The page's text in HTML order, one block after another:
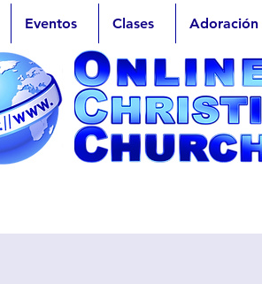
Eventos Clases Adoración